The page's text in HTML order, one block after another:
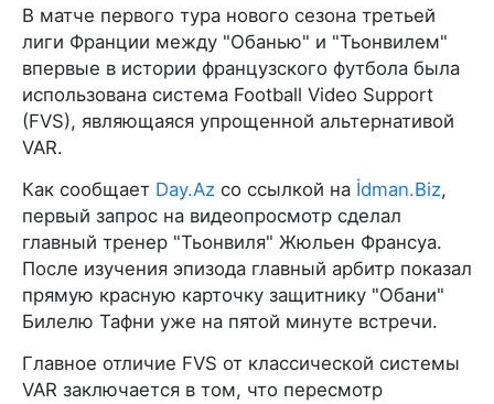
В матче первого тура нового сезона третьей
лиги Франции между "Обанью" и "Тьонвилем"
впервые в истории французского футбола была
использована система Football Video Support
(FVS), являющаяся упрощенной альтернативой
VAR.
Как сообщает Day.Az со ссылкой на İdman.Biz,
первый запрос на видеопросмотр сделал
главный тренер "Тьонвиля" Жюльен Франсуа.
После изучения эпизода главный арбитр показал
прямую красную карточку защитнику "Обани"
Билелю Тафни уже на пятой минуте встречи.
Главное отличие FVS от классической системы
VAR заключается в том, что пересмотр